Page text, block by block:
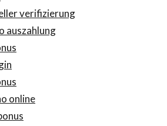
verifizierung
auszahlung
online